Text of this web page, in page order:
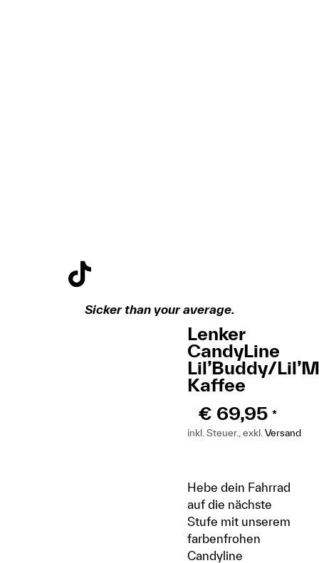
Sicker than your average.
Lenker
CandyLine
Lil’Buddy/
Kaffee
€ 69,95 *
inkl. Steuer., exkl. Versand
Hebe dein Fahrrad
auf die nächste
Stufe mit unserem
farbenfrohen
Candyline